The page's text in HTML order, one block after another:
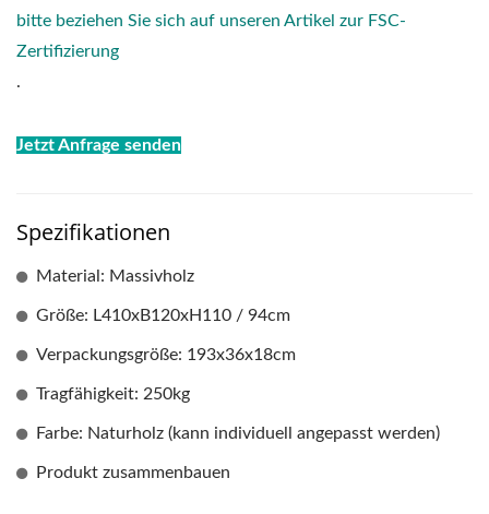
bitte beziehen Sie sich auf unseren Artikel zur FSC-
Zertifizierung
.
Jetzt Anfrage senden
Spezifikationen
Material: Massivholz
Größe: L410xB120xH110 / 94cm
Verpackungsgröße: 193x36x18cm
Tragfähigkeit: 250kg
Farbe: Naturholz (kann individuell angepasst werden)
Produkt zusammenbauen